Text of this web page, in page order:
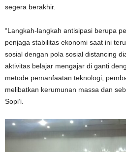
segera berakhir.
“Langkah-langkah antisipasi berupa
penjaga stabilitas ekonomi saat ini
sosial dengan pola sosial distancing
aktivitas belajar mengajar di ganti
metode pemanfaatan teknologi,
melibatkan kerumunan massa dan
Sopi’i.